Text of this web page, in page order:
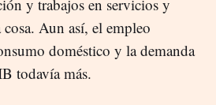
y trabajos en servicios y
Aun así, el empleo
doméstico y la demanda
todavía más.